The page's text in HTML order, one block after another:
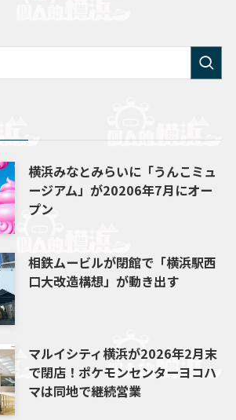
横浜みなとみらいに「うんこミュ
ージアム」が20206年7月にオー
プン
相鉄ムービルが閉館で「横浜駅西
口大改造構想」が動き出す
マルイシティ横浜が2026年2月末
で閉店！ポケモンセンターヨコハ
マは同地で継続営業